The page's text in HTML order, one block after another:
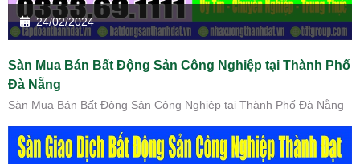
24/02/2024
Sàn Mua Bán Bất Động Sản Công Nghiệp tại Thành Phố
Đà Nẵng
Sàn Mua Bán Bất Động Sản Công Nghiệp tại Thành Phố Đà Nẵng